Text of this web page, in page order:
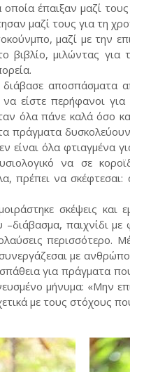
οποία έπαιξαν μαζί τους
μαζί τους για τη
μαζί με την
βιβλίο, μιλώντας για
διάβασε αποσπάσματα από
είστε περήφανοι για
όλα πάνε καλά όσο και
πράγματα δυσκολεύουν,
είναι όλα φτιαγμένα για
να σε
πρέπει να σκέφτεσαι:
σκέψεις και
παιχνίδι με
περισσότερο.
με
για πράγματα που
μήνυμα: «Μην
με τους στόχους που